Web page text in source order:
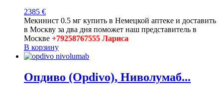
2385 €
Мекинист 0.5 мг купить в Немецкой аптеке и доставить
в Москву за два дня поможет наш представитель в
Москве +79258767555 Лариса
В корзину
Опдиво (Opdivo), Ниволумаб...